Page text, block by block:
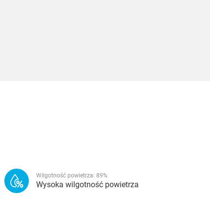
Wilgotność powietrza: 89%
Wysoka wilgotność powietrza